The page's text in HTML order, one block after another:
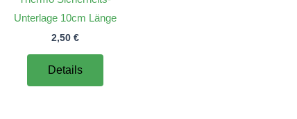
Unterlage 10cm Länge
2,50 €
Details